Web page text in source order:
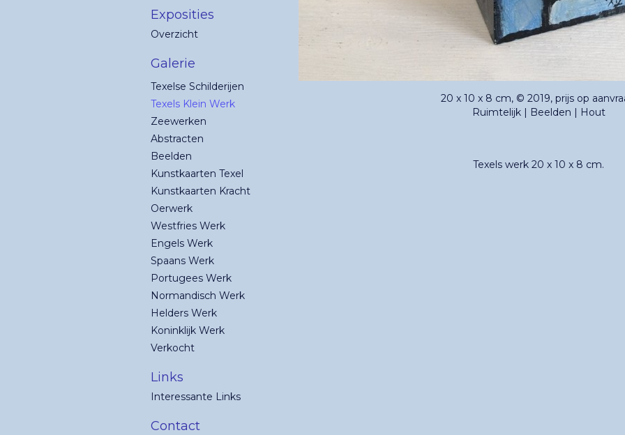
20 x 10 x 8 cm, © 2019, prijs op
Ruimtelijk | Beelden | Hout
Texels werk 20 x 10 x 8 cm.
Exposities
Overzicht
Galerie
Texelse Schilderijen
Texels Klein Werk
Zeewerken
Abstracten
Beelden
Kunstkaarten Texel
Kunstkaarten Kracht
Oerwerk
Westfries Werk
Engels Werk
Spaans Werk
Portugees Werk
Normandisch Werk
Helders Werk
Koninklijk Werk
Verkocht
Links
Interessante Links
Contact